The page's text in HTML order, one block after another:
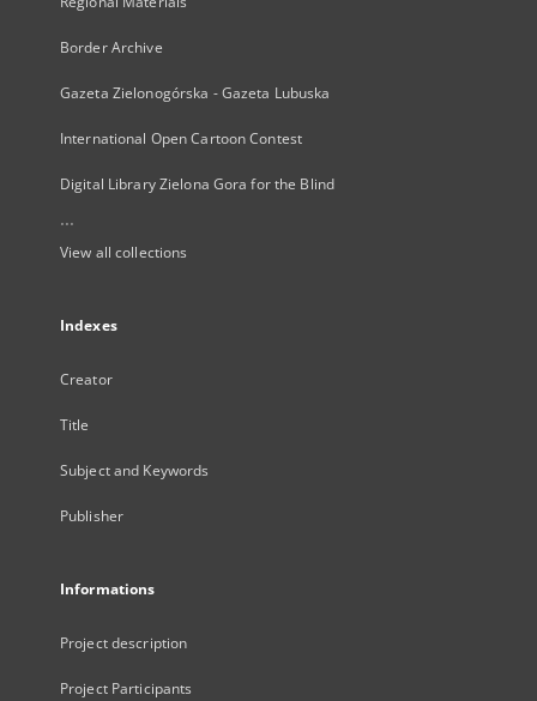
Border Archive
Gazeta Zielonogórska - Gazeta Lubuska
International Open Cartoon Contest
Digital Library Zielona Gora for the Blind
...
View all collections
Indexes
Creator
Title
Subject and Keywords
Publisher
Informations
Project description
Project Participants